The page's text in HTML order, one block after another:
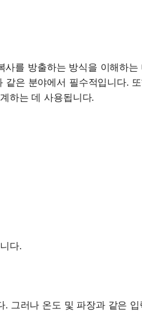
를 방출하는 방식을 이해하는
은 분야에서 필수적입니다.
하는 데 사용됩니다.
= \frac{b}{T}
다.
그러나 온도 및 파장과 같은 입